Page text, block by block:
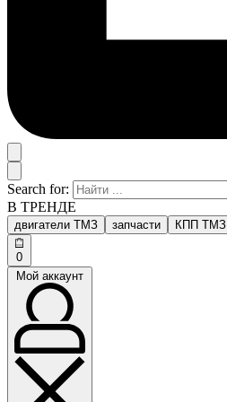
Search for:
В ТРЕНДЕ
двигатели ТМЗ запчасти КПП ТМЗ
0
Мой аккаунт